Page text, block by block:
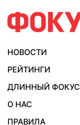
НОВОСТИ
РЕЙТИНГИ
ДЛИННЫЙ ФОКУС
О НАС
ПРАВИЛА